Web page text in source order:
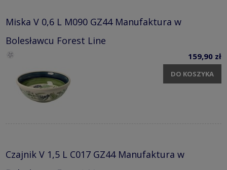
Miska V 0,6 L M090 GZ44 Manufaktura w
Bolesławcu Forest Line
159,90 zł
DO KOSZYKA
Czajnik V 1,5 L C017 GZ44 Manufaktura w